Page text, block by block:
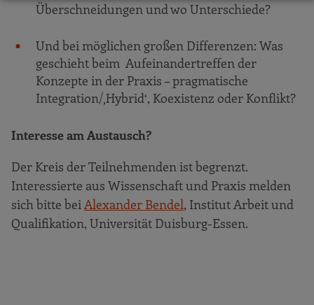
Überschneidungen und wo Unterschiede?
Und bei möglichen großen Differenzen: Was
geschieht beim Aufeinandertreffen der
Konzepte in der Praxis – pragmatische
Integration/‚Hybrid‘, Koexistenz oder Konflikt?
Interesse am Austausch?
Der Kreis der Teilnehmenden ist begrenzt.
Interessierte aus Wissenschaft und Praxis melden
sich bitte beiAlexander Bendel, Institut Arbeit und
Qualifikation, Universität Duisburg-Essen.